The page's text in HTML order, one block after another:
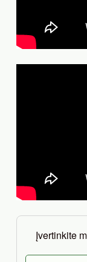
Įvertinkite